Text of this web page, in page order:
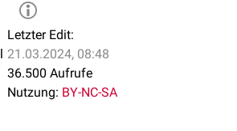
Letzter Edit:
21.03.2024, 08:48
36.500 Aufrufe
Nutzung: BY-NC-SA